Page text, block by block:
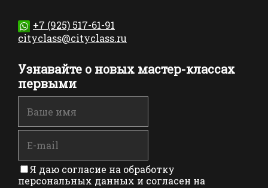
+7 (925) 517-61-91
cityclass@cityclass.ru
Узнавайте о новых мастер-классах
первыми
Я даю согласие на обработку
персональных данных и согласен на